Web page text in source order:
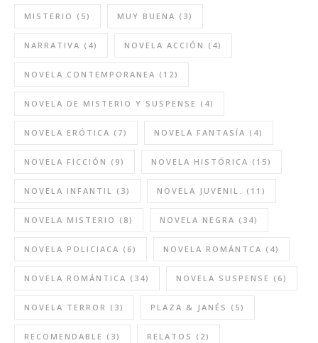
MISTERIO (5) MUY BUENA (3)
NARRATIVA (4) NOVELA ACCIÓN (4)
NOVELA CONTEMPORANEA (12)
NOVELA DE MISTERIO Y SUSPENSE (4)
NOVELA ERÓTICA (7) NOVELA FANTASÍA (4)
NOVELA FICCIÓN (9) NOVELA HISTÓRICA (15)
NOVELA INFANTIL (3) NOVELA JUVENIL. (11)
NOVELA MISTERIO (8) NOVELA NEGRA (34)
NOVELA POLICIACA (6) NOVELA ROMÁNTCA (4)
NOVELA ROMÁNTICA (34) NOVELA SUSPENSE (6)
NOVELA TERROR (3) PLAZA & JANÉS (5)
RECOMENDABLE (3) RELATOS (2)